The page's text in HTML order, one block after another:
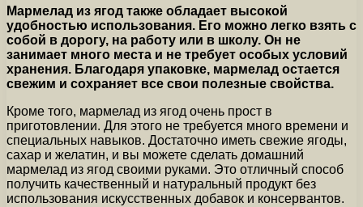
Мармелад из ягод также обладает высокой
удобностью использования. Его можно легко взять с
собой в дорогу, на работу или в школу. Он не
занимает много места и не требует особых условий
хранения. Благодаря упаковке, мармелад остается
свежим и сохраняет все свои полезные свойства.
Кроме того, мармелад из ягод очень прост в
приготовлении. Для этого не требуется много времени и
специальных навыков. Достаточно иметь свежие ягоды,
сахар и желатин, и вы можете сделать домашний
мармелад из ягод своими руками. Это отличный способ
получить качественный и натуральный продукт без
использования искусственных добавок и консервантов.